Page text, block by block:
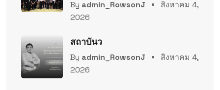
By admin_RowsonJ
สิงหาคม 4,
2026
สถาบันว
By admin_RowsonJ
สิงหาคม 4,
2026